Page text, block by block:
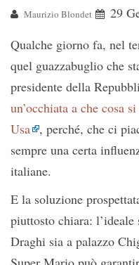
Maurizio Blondet
29
Qualche giorno fa, nel
quel guazzabuglio che
presidente della
un’occhiata a che cosa
Usa , perché, che ci
sempre una certa
italiane.
E la soluzione
piuttosto chiara:
Draghi sia a palazzo